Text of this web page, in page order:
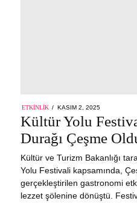
ETKINLIK
POSTED
ON
KASIM 2, 2025
Kültür Yolu
Durağı Çeşme
Kültür ve Turizm Bakanlığı
Yolu Festivali kapsamında,
gerçekleştirilen gastronomi
lezzet şölenine dönüştü.